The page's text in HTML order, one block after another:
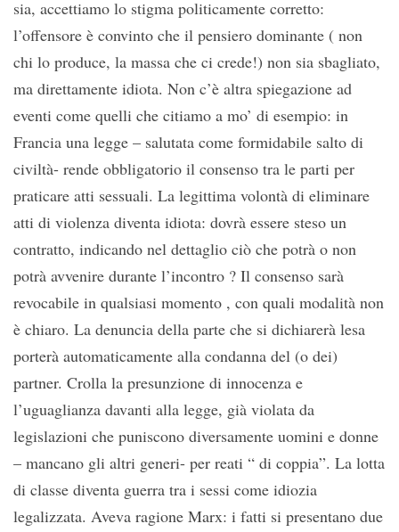
sia, accettiamo lo stigma politicamente corretto:
l’offensore è convinto che il pensiero dominante ( non
chi lo produce, la massa che ci crede!) non sia sbagliato,
ma direttamente idiota. Non c’è altra spiegazione ad
eventi come quelli che citiamo a mo’ di esempio: in
Francia una legge – salutata come formidabile salto di
civiltà- rende obbligatorio il consenso tra le parti per
praticare atti sessuali. La legittima volontà di eliminare
atti di violenza diventa idiota: dovrà essere steso un
contratto, indicando nel dettaglio ciò che potrà o non
potrà avvenire durante l’incontro ? Il consenso sarà
revocabile in qualsiasi momento , con quali modalità non
è chiaro. La denuncia della parte che si dichiarerà lesa
porterà automaticamente alla condanna del (o dei)
partner. Crolla la presunzione di innocenza e
l’uguaglianza davanti alla legge, già violata da
legislazioni che puniscono diversamente uomini e donne
– mancano gli altri generi- per reati “ di coppia”. La lotta
di classe diventa guerra tra i sessi come idiozia
legalizzata. Aveva ragione Marx: i fatti si presentano due